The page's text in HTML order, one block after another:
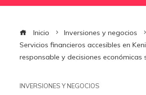
Inicio
Inversiones y negocios
Servicios financieros accesibles en
responsable y decisiones económicas
INVERSIONES Y NEGOCIOS